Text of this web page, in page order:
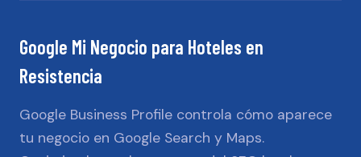
Google Mi Negocio para Hoteles en
Resistencia
Google Business Profile controla cómo aparece
tu negocio en Google Search y Maps.